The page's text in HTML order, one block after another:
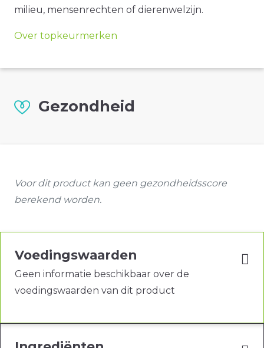
milieu, mensenrechten of dierenwelzijn.
Over topkeurmerken
Gezondheid
Voor dit product kan geen gezondheidsscore
berekend worden.
Voedingswaarden
Geen informatie beschikbaar over de
voedingswaarden van dit product